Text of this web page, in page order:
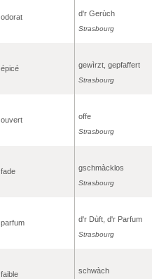
odorat d'r Gerùch
Strasbourg
épicé gewìrzt, gepfaffert
Strasbourg
ouvert offe
Strasbourg
fade gschmàcklos
Strasbourg
parfum d'r Dùft, d'r Parfum
Strasbourg
faible schwàch